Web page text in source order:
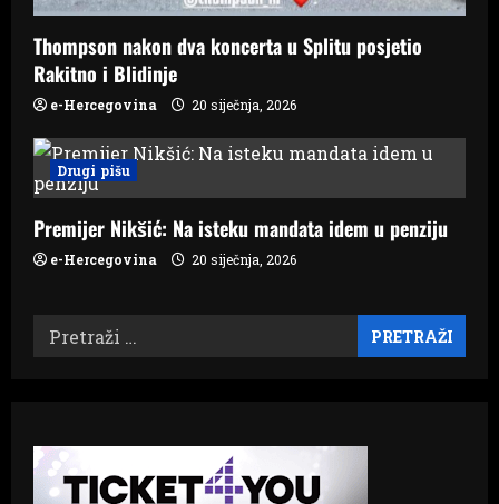
Thompson nakon dva koncerta u Splitu posjetio
Rakitno i Blidinje
e-Hercegovina 20 siječnja, 2026
Drugi pišu
Premijer Nikšić: Na isteku mandata idem u penziju
e-Hercegovina 20 siječnja, 2026
Pretraži: